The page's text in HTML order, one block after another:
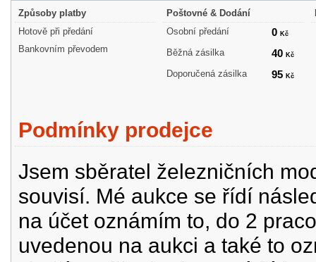
Způsoby platby
Hotově při předání
Bankovním převodem
Poštovné & Dodání
Osobní předání
0 Kč
Běžná zásilka 40 Kč
Doporučená zásilka 95 Kč
Podmínky prodejce
Jsem sběratel železničních
souvisí. Mé aukce se řídí
na účet oznámím to, do 2
uvedenou na aukci a také to